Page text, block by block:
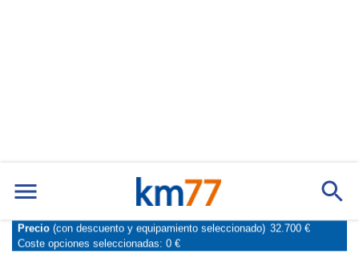
Octavia Ambition 2.0 TDI 110 kW (150 CV)
(con descuento y equipamiento seleccionado)
Coste opciones seleccionadas:0 €